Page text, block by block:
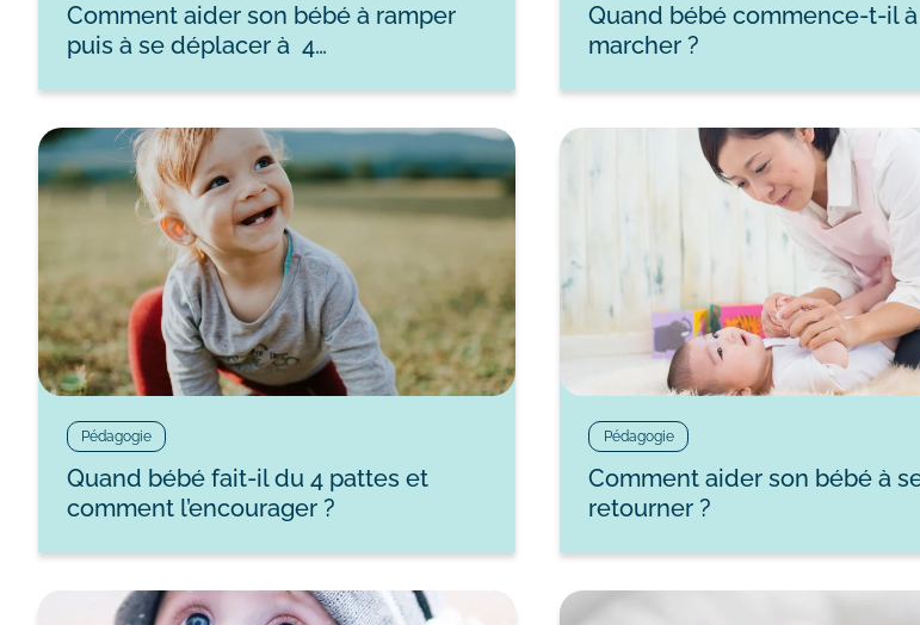
Comment aider son bébé à ramper
puis à se déplacer à 4…
Quand bébé commence-t-il à
marcher ?
Pédagogie
Quand bébé fait-il du 4 pattes et
comment l’encourager ?
Pédagogie
Comment aider son bébé à
retourner ?